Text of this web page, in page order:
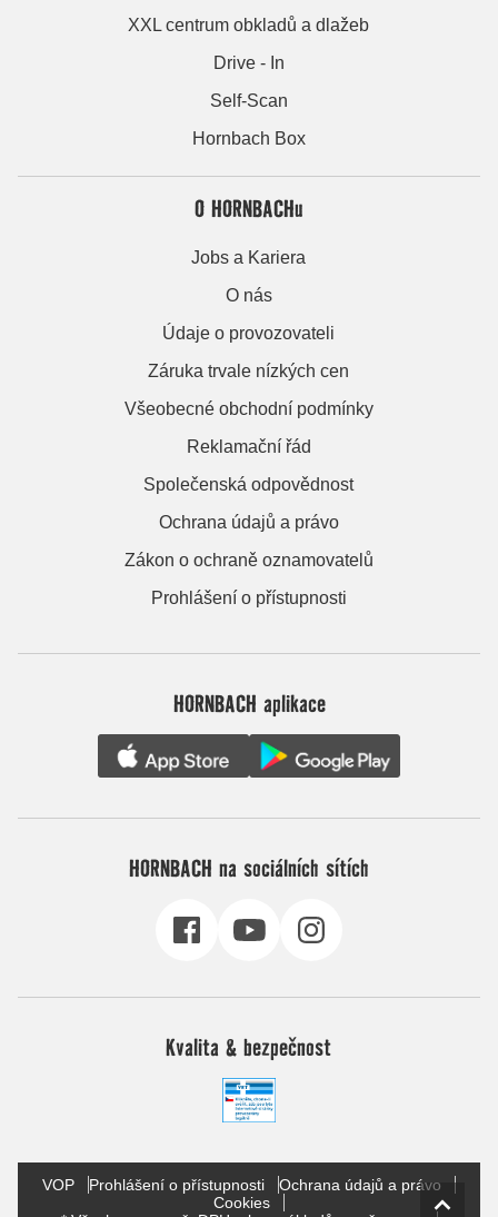
XXL centrum obkladů a dlažeb
Drive - In
Self-Scan
Hornbach Box
O HORNBACHu
Jobs a Kariera
O nás
Údaje o provozovateli
Záruka trvale nízkých cen
Všeobecné obchodní podmínky
Reklamační řád
Společenská odpovědnost
Ochrana údajů a právo
Zákon o ochraně oznamovatelů
Prohlášení o přístupnosti
HORNBACH aplikace
HORNBACH na sociálních sítích
Kvalita & bezpečnost
VOP Prohlášení o přístupnosti
Ochrana údajů a právo
Cookies